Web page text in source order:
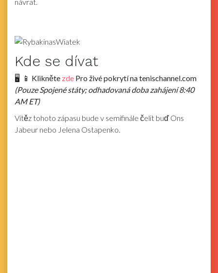
návrat.
Kde se dívat
🖥 ️ 📱 Klikněte zde Pro živé pokrytí natenischannel.com
(Pouze Spojené státy; odhadovaná doba zahájení 8:40
AM ET)
Vítěz tohoto zápasu bude v semifinále čelit buď Ons
Jabeur nebo Jelena Ostapenko.